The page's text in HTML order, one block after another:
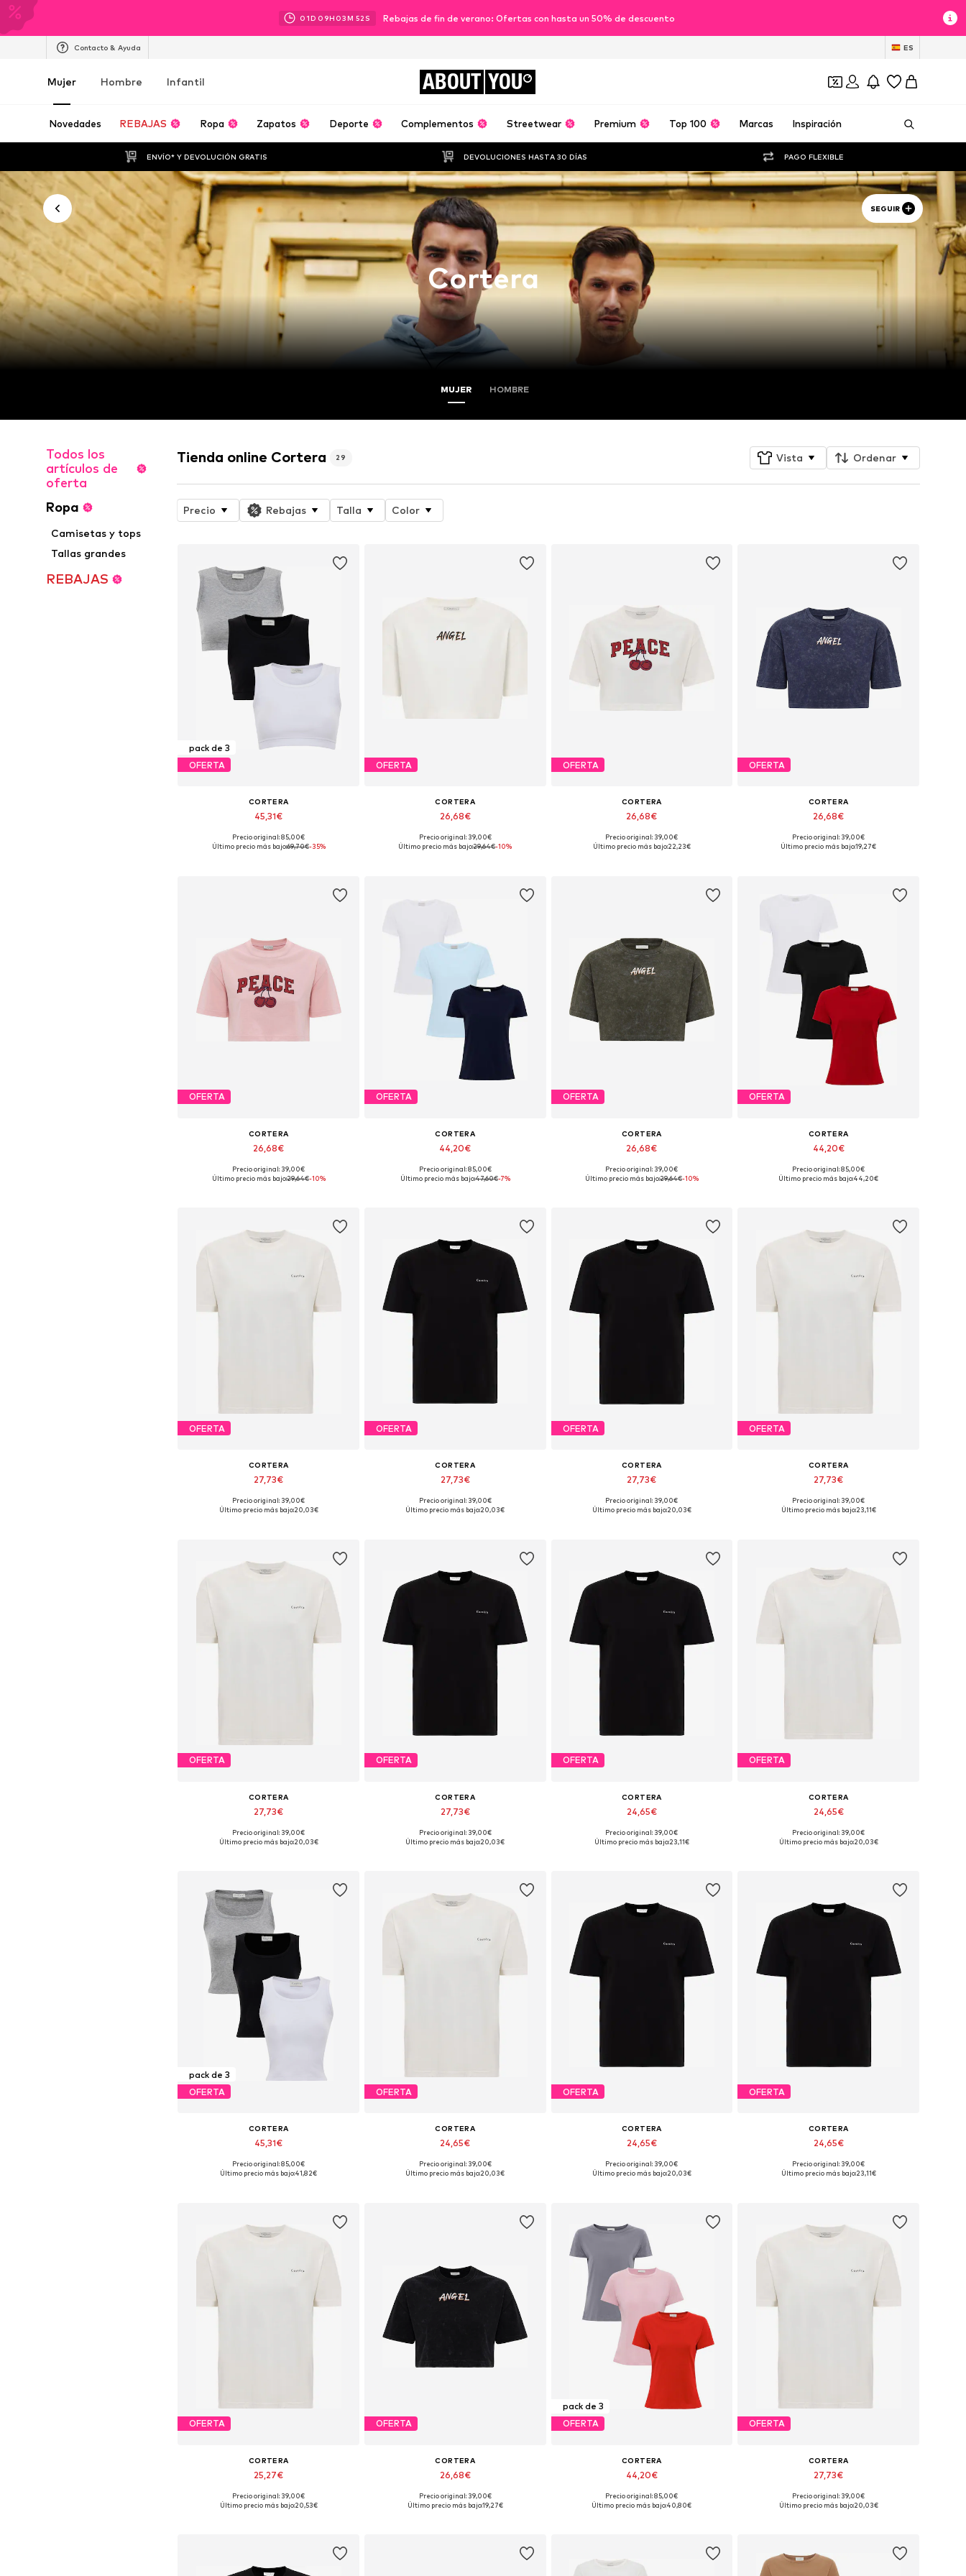
01D 09H 03M 51 S Rebajas de fin de verano: Ofertas con hasta un 50% de descuento
Contacto & Ayuda ES
Mujer Hombre Infantil ABOUT YOU
Novedades REBAJAS Ropa Zapatos Deporte Complementos Streetwear Premium Top 100 Marcas Inspiración
ENVÍO* Y DEVOLUCIÓN GRATIS DEVOLUCIONES HASTA 30 DÍAS PAGO FLEXIBLE
SEGUIR
Cortera
MUJER HOMBRE
Todos los
artículos de
oferta
Ropa
Camisetas y tops
Tallas grandes
REBAJAS
Tienda online Cortera 29 Vista Ordenar
Precio Rebajas Talla Color
pack de 3
OFERTA
CORTERA
45,31€
Tallas disponibles: S, M, L, XL
Precio original: 85,00€
Último precio más bajo:69,70€-35%
OFERTA
CORTERA
26,68€
Tallas disponibles: S, M, L, XL
Precio original: 39,00€
Último precio más bajo:29,64€-10%
OFERTA
CORTERA
26,68€
Tallas disponibles: XS, S, M, L, XL
Precio original: 39,00€
Último precio más bajo:22,23€
OFERTA
CORTERA
26,68€
Tallas disponibles: XS, S, M, L, XL
Precio original: 39,00€
Último precio más bajo:19,27€
OFERTA
CORTERA
26,68€
Tallas disponibles: XS, S, M, L, XL
Precio original: 39,00€
Último precio más bajo:29,64€-10%
OFERTA
CORTERA
44,20€
Tallas disponibles: S, M, L, XL, XXL
Precio original: 85,00€
Último precio más bajo:47,60€-7%
OFERTA
CORTERA
26,68€
Tallas disponibles: XS, S, M, L, XL
Precio original: 39,00€
Último precio más bajo:29,64€-10%
OFERTA
CORTERA
44,20€
Tallas disponibles: S, M, L, XL, XXL
Precio original: 85,00€
Último precio más bajo:44,20€
OFERTA
CORTERA
27,73€
Tallas disponibles: XS, S, M, L, XL
Precio original: 39,00€
Último precio más bajo:20,03€
OFERTA
CORTERA
27,73€
Tallas disponibles: XS, S, M, L, XL
Precio original: 39,00€
Último precio más bajo:20,03€
OFERTA
CORTERA
27,73€
Tallas disponibles: XS, S, M, L, XL
Precio original: 39,00€
Último precio más bajo:20,03€
OFERTA
CORTERA
27,73€
Tallas disponibles: S, M, L, XL
Precio original: 39,00€
Último precio más bajo:23,11€
OFERTA
CORTERA
27,73€
Tallas disponibles: XS, S, M, L, XL
Precio original: 39,00€
Último precio más bajo:20,03€
OFERTA
CORTERA
27,73€
Tallas disponibles: XS, S, M, L, XL
Precio original: 39,00€
Último precio más bajo:20,03€
OFERTA
CORTERA
24,65€
Tallas disponibles: XS, S, M, L, XL
Precio original: 39,00€
Último precio más bajo:23,11€
OFERTA
CORTERA
24,65€
Tallas disponibles: XS, S, M, L, XL
Precio original: 39,00€
Último precio más bajo:20,03€
pack de 3
OFERTA
CORTERA
45,31€
Tallas disponibles: S, M, L, XL
Precio original: 85,00€
Último precio más bajo:41,82€
OFERTA
CORTERA
24,65€
Tallas disponibles: XS, S, M, L, XL
Precio original: 39,00€
Último precio más bajo:20,03€
OFERTA
CORTERA
24,65€
Tallas disponibles: XS, S, M, L, XL
Precio original: 39,00€
Último precio más bajo:20,03€
OFERTA
CORTERA
24,65€
Tallas disponibles: XS, S, M, L, XL
Precio original: 39,00€
Último precio más bajo:23,11€
OFERTA
CORTERA
25,27€
Tallas disponibles: XS, S, M, L, XL
Precio original: 39,00€
Último precio más bajo:20,53€
OFERTA
CORTERA
26,68€
Tallas disponibles: S, L, XL
Precio original: 39,00€
Último precio más bajo:19,27€
pack de 3
OFERTA
CORTERA
44,20€
Tallas disponibles: S, L, XL, XXL
Precio original: 85,00€
Último precio más bajo:40,80€
OFERTA
CORTERA
27,73€
Tallas disponibles: XS, S, L, XL
Precio original: 39,00€
Último precio más bajo:20,03€